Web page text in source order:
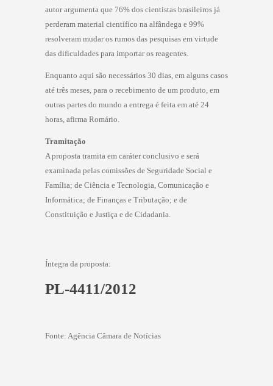
autor argumenta que 76% dos cientistas brasileiros já
perderam material científico na alfândega e 99%
resolveram mudar os rumos das pesquisas em virtude
das dificuldades para importar os reagentes.
Enquanto aqui são necessários 30 dias, em alguns casos
até três meses, para o recebimento de um produto, em
outras partes do mundo a entrega é feita em até 24
horas, afirma Romário.
Tramitação
A proposta tramita em caráter conclusivo e será
examinada pelas comissões de Seguridade Social e
Família; de Ciência e Tecnologia, Comunicação e
Informática; de Finanças e Tributação; e de
Constituição e Justiça e de Cidadania.
Íntegra da proposta:
PL-4411/2012
Fonte: Agência Câmara de Notícias